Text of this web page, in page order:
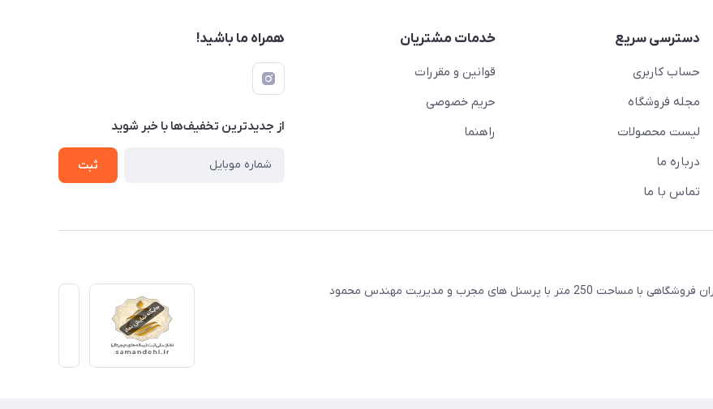
دسترسی سریع
حساب کاربری
مجله فروشگاه
لیست محصولات
درباره ما
تماس با ما
خدمات مشتریان
قوانین و مقررات
حریم خصوصی
راهنما
همراه ما باشید!
از جدید‌ترین تخفیف‌ها با‌ خبر شوید
ثبت
واقع در شهرستان ساری استان مازندران فروشگاهی با مساحت 250 متر با پرسنل های مجرب و مدیریت مهندس محمود